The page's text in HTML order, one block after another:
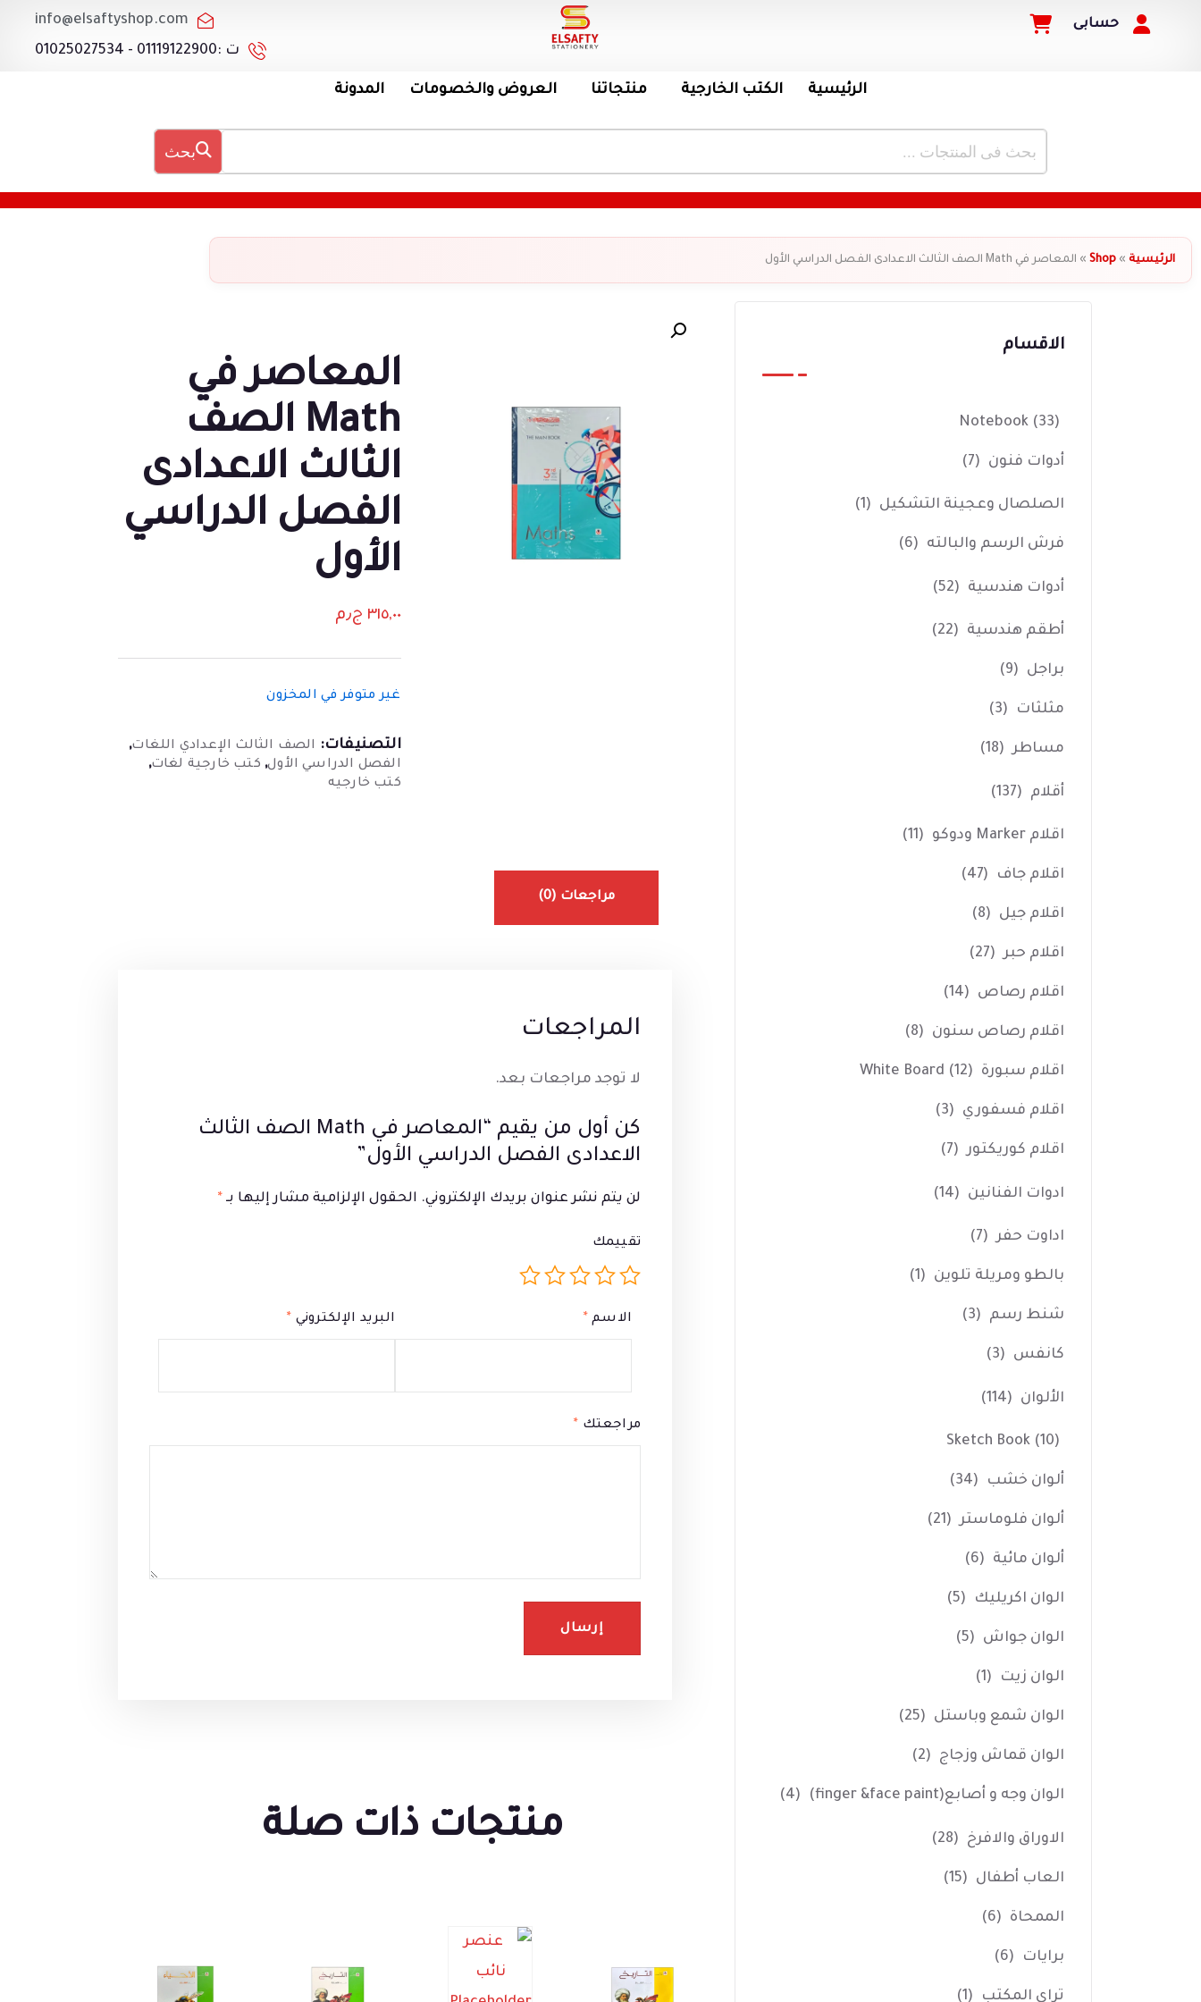
حسابى
info@elsaftyshop.com
ت :01119122900 - 01025027534
الرئيسية الكتب الخارجية منتجاتنا العروض والخصومات المدونة
بحث
الرئيسية »
Shop
» المعاصر في Math الصف الثالث الاعدادى الفصل الدراسي الأول
المعاصر في
Math الصف
الثالث الاعدادى
الفصل الدراسي
الأول
٣١٥,٠٠ ج٫م
غير متوفر في المخزون
التصنيفات: الصف الثالث الإعدادي اللغات,
الفصل الدراسي الأول, كتب خارجية لغات,
كتب خارجيه
مراجعات (0)
المراجعات
لا توجد مراجعات بعد.
كن أول من يقيم “المعاصر في Math الصف الثالث
الاعدادى الفصل الدراسي الأول”
لن يتم نشر عنوان بريدك الإلكتروني. الحقول الإلزامية مشار إليها بـ *
تقييمك
مراجعتك *
الاسم * البريد الإلكتروني *
منتجات ذات صلة
الاقسام
Notebook (33)
أدوات فنون (7)
الصلصال وعجينة التشكيل (1)
فرش الرسم والبالته (6)
أدوات هندسية (52)
أطقم هندسية (22)
براجل (9)
مثلثات (3)
مساطر (18)
أقلام (137)
اقلام Marker ودوكو (11)
اقلام جاف (47)
اقلام جيل (8)
اقلام حبر (27)
اقلام رصاص (14)
اقلام رصاص سنون (8)
اقلام سبورة White Board (12)
اقلام فسفوري (3)
اقلام كوريكتور (7)
ادوات الفنانين (14)
اداوت حفر (7)
بالطو ومريلة تلوين (1)
شنط رسم (3)
كانفس (3)
الألوان (114)
Sketch Book (10)
ألوان خشب (34)
ألوان فلوماستر (21)
ألوان مائية (6)
الوان اكريليك (5)
الوان جواش (5)
الوان زيت (1)
الوان شمع وباستل (25)
الوان قماش وزجاج (2)
الوان وجه و أصابع(finger &face paint) (4)
الاوراق والافرخ (28)
العاب أطفال (15)
الممحاة (6)
برايات (6)
تراي المكتب (1)